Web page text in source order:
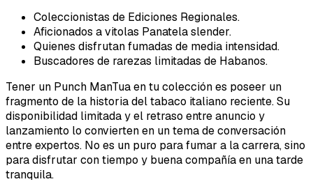
Coleccionistas de Ediciones Regionales.
Aficionados a vitolas Panatela slender.
Quienes disfrutan fumadas de media intensidad.
Buscadores de rarezas limitadas de Habanos.
Tener un Punch ManTua en tu colección es poseer un
fragmento de la historia del tabaco italiano reciente. Su
disponibilidad limitada y el retraso entre anuncio y
lanzamiento lo convierten en un tema de conversación
entre expertos. No es un puro para fumar a la carrera, sino
para disfrutar con tiempo y buena compañía en una tarde
tranquila.